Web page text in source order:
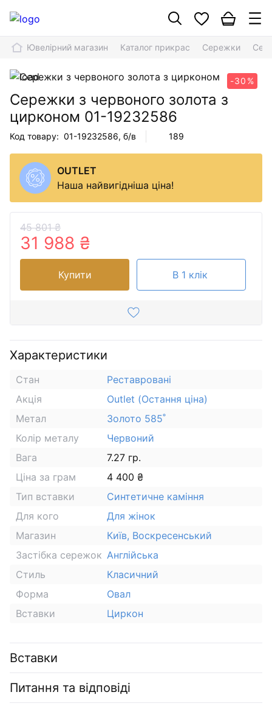
Ювелірний магазин Каталог прикрас Сережки
-30%
Сережки з червоного золота з
цирконом 01-19232586
Код товару: 01-19232586, б/в 189
OUTLET
Наша найвигідніша ціна!
45 801 ₴
31 988 ₴
Купити В 1 клік
Характеристики
Стан
Реставровані
Акція
Outlet (Остання ціна)
Метал
Золото 585˚
Колір металу
Червоний
Вага
7.27 гр.
Ціна за грам
4 400 ₴
Тип вставки
Синтетичне каміння
Для кого
Для жінок
Магазин
Київ, Воскресенський
Застібка сережок Англійська
Стиль
Класичний
Форма
Овал
Вставки
Циркон
Вставки
Питання та відповіді